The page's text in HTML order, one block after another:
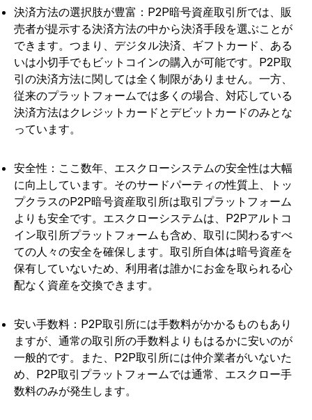
決済方法の選択肢が豊富：P2P暗号資産取引所では、販
売者が提示する決済方法の中から決済手段を選ぶことが
できます。つまり、デジタル決済、ギフトカード、ある
いは小切手でもビットコインの購入が可能です。P2P取
引の決済方法に関しては全く制限がありません。一方、
従来のプラットフォームでは多くの場合、対応している
決済方法はクレジットカードとデビットカードのみとな
っています。
安全性：ここ数年、エスクローシステムの安全性は大幅
に向上しています。そのサードパーティの性質上、トッ
プクラスのP2P暗号資産取引所は取引プラットフォーム
よりも安全です。エスクローシステムは、P2Pアルトコ
イン取引所プラットフォームも含め、取引に関わるすべ
ての人々の安全を確保します。取引所自体は暗号資産を
保有していないため、利用者は誰かにお金を取られる心
配なく資産を交換できます。
安い手数料：P2P取引所には手数料がかかるものもあり
ますが、通常の取引所の手数料よりもはるかに安いのが
一般的です。また、P2P取引所には仲介業者がいないた
め、P2P取引プラットフォームでは通常、エスクロー手
数料のみが発生します。